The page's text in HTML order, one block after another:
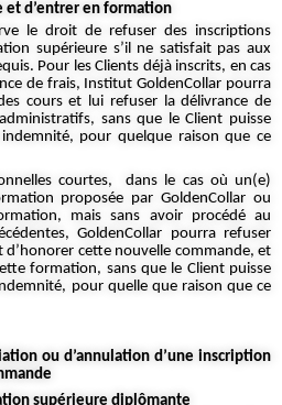
et d’entrer en formation
le droit de refuser des inscriptions
supérieure s’il ne satisfait pas aux
Pour les Clients déjà inscrits, en cas
de frais, Institut GoldenCollar pourra
cours et lui refuser la délivrance de
sans que le Client puisse
pour quelque raison que ce
courtes, dans le cas où un(e)
proposée par GoldenCollar ou
mais sans avoir procédé au
GoldenCollar pourra refuser
cette nouvelle commande, et
formation, sans que le Client puisse
pour quelle que raison que ce
ou d’annulation d’une inscription
supérieure diplômante